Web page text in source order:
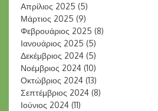
Απρίλιος 2025 (5)
Μάρτιος 2025 (9)
Φεβρουάριος 2025 (8)
Ιανουάριος 2025 (5)
Δεκέμβριος 2024 (5)
Νοέμβριος 2024 (10)
Οκτώβριος 2024 (13)
Σεπτέμβριος 2024 (8)
Ιούνιος 2024 (11)